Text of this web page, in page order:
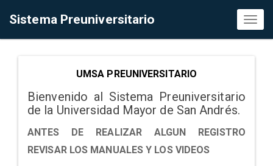
Sistema Preuniversitario
UMSA PREUNIVERSITARIO
Bienvenido al Sistema Preuniversitario
de la Universidad Mayor de San Andrés.
ANTES DE REALIZAR ALGUN REGISTRO
REVISAR LOS MANUALES Y LOS VIDEOS